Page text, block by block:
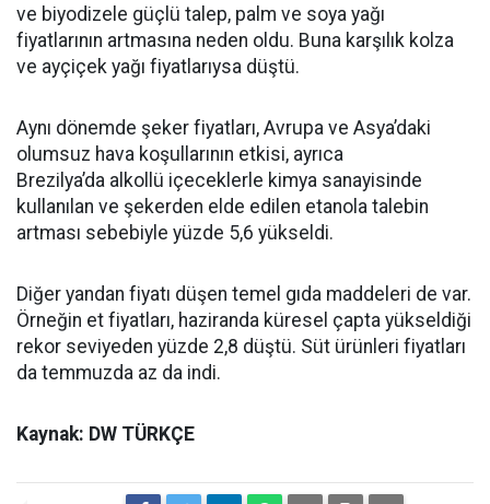
ve biyodizele güçlü talep, palm ve soya yağı
fiyatlarının artmasına neden oldu. Buna karşılık kolza
ve ayçiçek yağı fiyatlarıysa düştü.
Aynı dönemde şeker fiyatları, Avrupa ve Asya’daki
olumsuz hava koşullarının etkisi, ayrıca
Brezilya’da alkollü içeceklerle kimya sanayisinde
kullanılan ve şekerden elde edilen etanola talebin
artması sebebiyle yüzde 5,6 yükseldi.
Diğer yandan fiyatı düşen temel gıda maddeleri de var.
Örneğin et fiyatları, haziranda küresel çapta yükseldiği
rekor seviyeden yüzde 2,8 düştü. Süt ürünleri fiyatları
da temmuzda az da indi.
Kaynak: DW TÜRKÇE